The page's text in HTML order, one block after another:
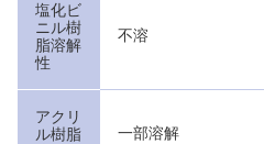
塩化ビ
ニル樹
脂溶解
性
不溶
アクリ
ル樹脂
一部溶解